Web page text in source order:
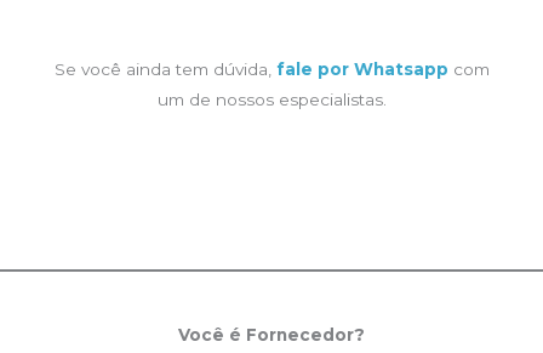
Se você ainda tem dúvida, fale por Whatsapp com
um de nossos especialistas.
Você é Fornecedor?